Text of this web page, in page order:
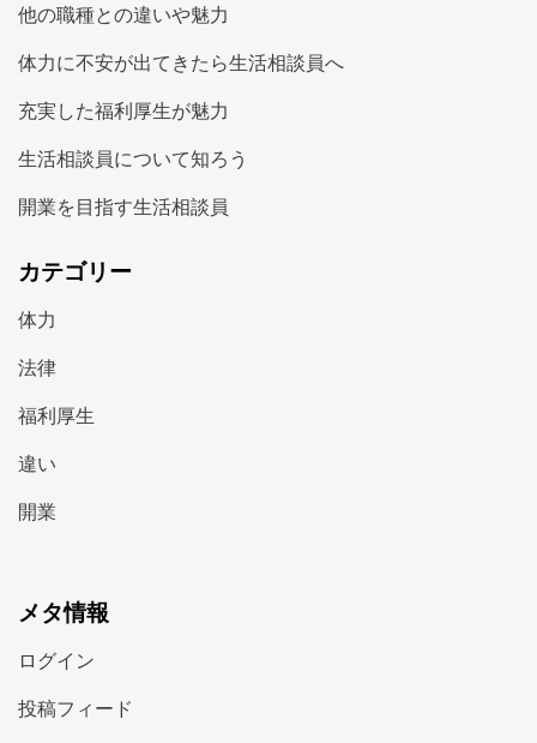
他の職種との違いや魅力
体力に不安が出てきたら生活相談員へ
充実した福利厚生が魅力
生活相談員について知ろう
開業を目指す生活相談員
カテゴリー
体力
法律
福利厚生
違い
開業
メタ情報
ログイン
投稿フィード